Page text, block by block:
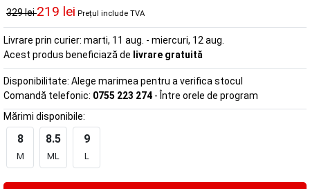
329 lei219 lei Prețul include TVA
Livrare prin curier: marti, 11 aug. - miercuri, 12 aug.
Acest produs beneficiază de livrare gratuită
Disponibilitate: Alege marimea pentru a verifica stocul
Comandă telefonic: 0755 223 274 - Între orele de program
Mărimi disponibile:
8
M
8.5
ML
9
L